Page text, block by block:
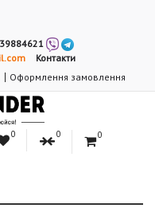
Контакти
Оформлення замовлення
0 0 0